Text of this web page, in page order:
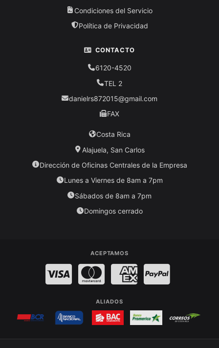
Condiciones del Servicio
Política de Privacidad
CONTACTO
6120-4520
TEL 2
danielrs872015@gmail.com
FAX
Costa Rica
Alajuela, San Carlos
Dirección de Oficinas Centrales de la Empresa
Lunes a Viernes de 8am a 7pm
Sábados de 8am a 7pm
Domingos cerrado
ACEPTAMOS
Visa MasterCardAmerican Express
ALIADOS